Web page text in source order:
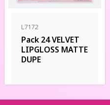
L7172
Pack 24 VELVET
LIPGLOSS MATTE
DUPE